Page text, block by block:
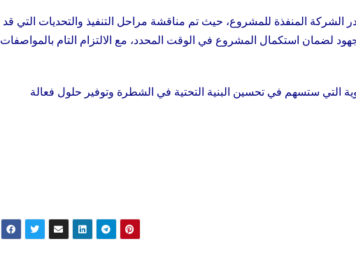
الشركة المنفذة للمشروع، حيث تم مناقشة مراحل التنفيذ والتحديات التي قد
لضمان استكمال المشروع في الوقت المحدد، مع الالتزام التام بالمواصفات
التي ستسهم في تحسين البنية التحتية في الشطرة وتوفير حلول فعالة